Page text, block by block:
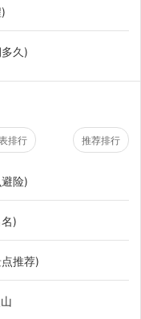
久)
排行 推荐排行
险)
)
推荐)